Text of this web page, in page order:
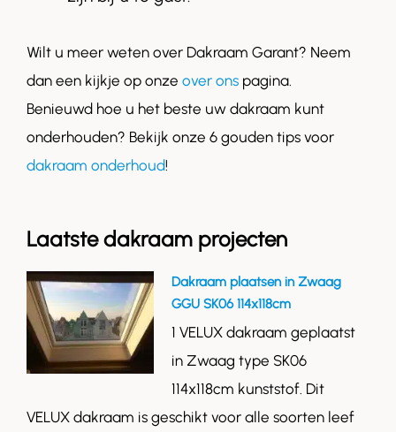
Wilt u meer weten over Dakraam Garant? Neem
dan een kijkje op onze over ons pagina.
Benieuwd hoe u het beste uw dakraam kunt
onderhouden? Bekijk onze 6 gouden tips voor
dakraam onderhoud!
Laatste dakraam projecten
Dakraam plaatsen in Zwaag
GGU SK06 114x118cm
1 VELUX dakraam geplaatst
in Zwaag type SK06
114x118cm kunststof. Dit
VELUX dakraam is geschikt voor alle soorten leef